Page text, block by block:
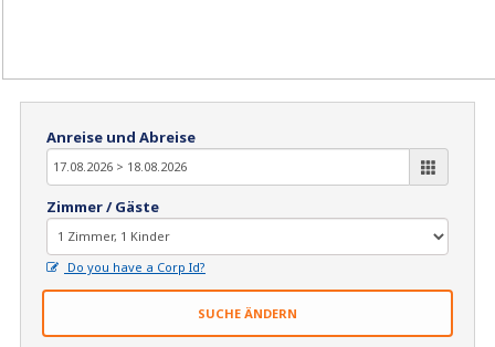
Anreise und Abreise
Zimmer / Gäste
Do you have a Corp Id?
SUCHE ÄNDERN